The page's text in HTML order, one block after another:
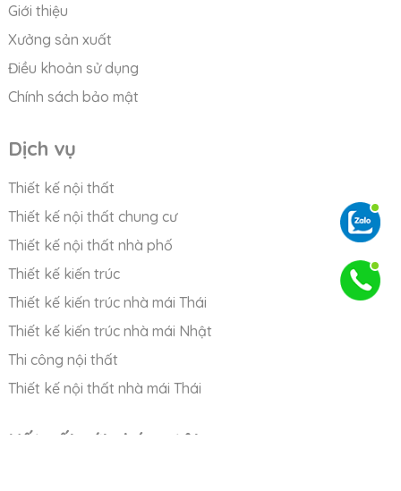
Giới thiệu
Xưởng sản xuất
Điều khoản sử dụng
Chính sách bảo mật
Dịch vụ
Thiết kế nội thất
Thiết kế nội thất chung cư
Thiết kế nội thất nhà phố
Thiết kế kiến trúc
Thiết kế kiến trúc nhà mái Thái
Thiết kế kiến trúc nhà mái Nhật
Thi công nội thất
Thiết kế nội thất nhà mái Thái
Kết nối với chúng tôi